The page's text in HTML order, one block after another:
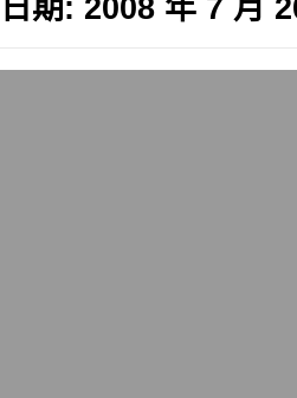
日期: 2008 年 7 月